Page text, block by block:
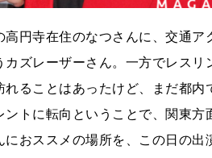
円寺在住のなつさんに、交通ア
ズレーザーさん。一方でレスリ
ることはあったけど、まだ都内
トに転向ということで、関東方
おススメの場所を、この日の出